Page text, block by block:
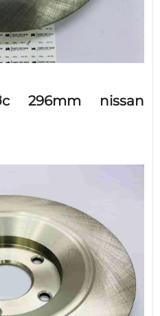
296mm nissan